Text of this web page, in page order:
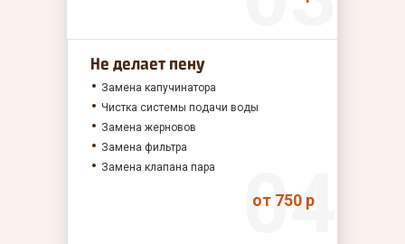
Не делает пену
Замена капучинатора
Чистка системы подачи воды
Замена жерновов
Замена фильтра
Замена клапана пара
от 750 р